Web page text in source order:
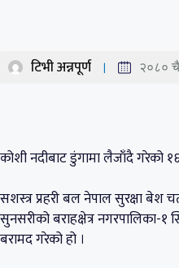
टिभी अन्नपूर्ण २०८०
कोशी नदीबाट डुंगामा लैजाँदै गरेको
सशस्त्र प्रहरी बल नेपाल सुरक्षा
सुनसरीको बराहक्षेत्र नगरपालिका-१
बरामद गरेको हो ।